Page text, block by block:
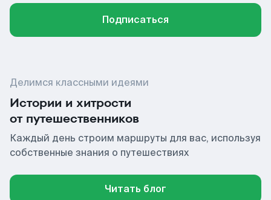
Подписаться
Делимся классными идеями
Истории и хитрости
от путешественников
Каждый день строим маршруты для вас, используя
собственные знания о путешествиях
Читать блог